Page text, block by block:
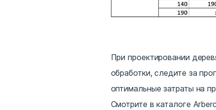
При проектировании
обработки, следите за
оптимальные затраты на
Смотрите в каталоге